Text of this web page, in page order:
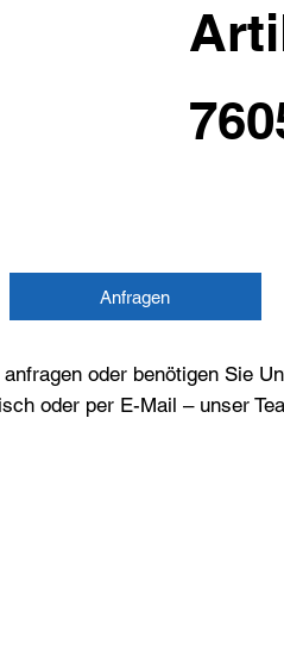
Anfragen
oder benötigen Sie
oder per E-Mail – unser